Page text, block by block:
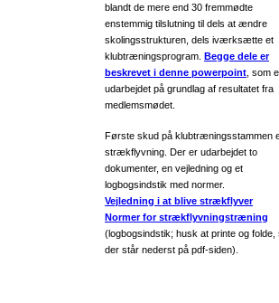
blandt de mere end 30 fremmødte
enstemmig tilslutning til dels at ændre
skolingsstrukturen, dels iværksætte et
klubtræningsprogram. Begge dele er
beskrevet i denne powerpoint , som
udarbejdet på grundlag af resultatet fra
medlemsmødet.
Første skud på klubtræningsstammen
strækflyvning. Der er udarbejdet to
dokumenter, en vejledning og et
logbogsindstik med normer.
Vejledning i at blive strækflyver
Normer for strækflyvningstræning
(logbogsindstik; husk at printe og folde,
der står nederst på pdf-siden).